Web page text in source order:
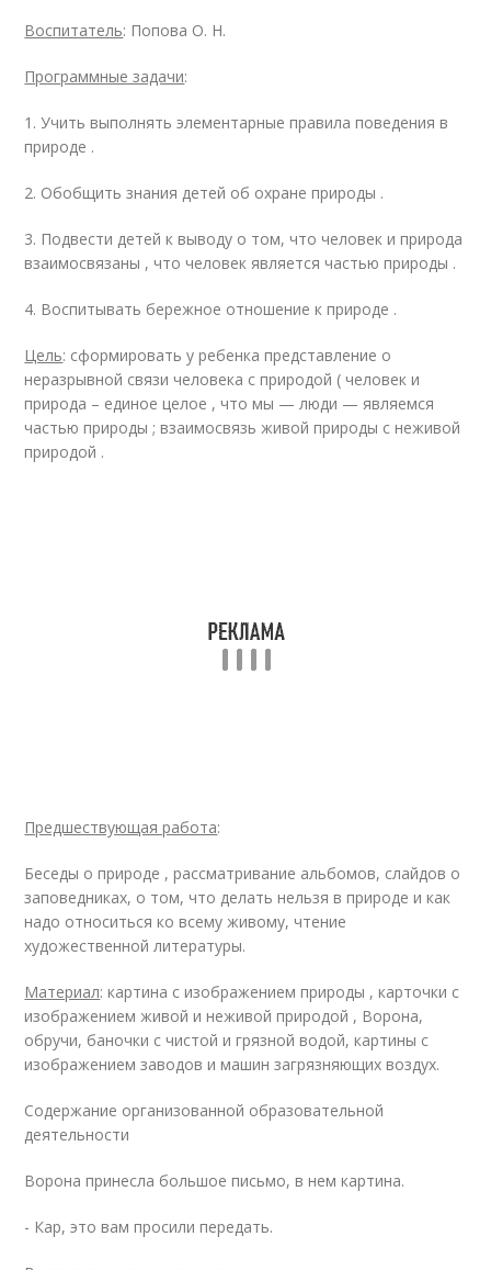
Воспитатель: Попова О. Н.
Программные задачи:
1. Учить выполнять элементарные правила поведения в
природе .
2. Обобщить знания детей об охране природы .
3. Подвести детей к выводу о том, что человек и природа
взаимосвязаны , что человек является частью природы .
4. Воспитывать бережное отношение к природе .
Цель: сформировать у ребенка представление о
неразрывной связи человека с природой ( человек и
природа – единое целое , что мы — люди — являемся
частью природы ; взаимосвязь живой природы с неживой
природой .
Предшествующая работа:
Беседы о природе , рассматривание альбомов, слайдов о
заповедниках, о том, что делать нельзя в природе и как
надо относиться ко всему живому, чтение
художественной литературы.
Материал: картина с изображением природы , карточки с
изображением живой и неживой природой , Ворона,
обручи, баночки с чистой и грязной водой, картины с
изображением заводов и машин загрязняющих воздух.
Содержание организованной образовательной
деятельности
Ворона принесла большое письмо, в нем картина.
- Кар, это вам просили передать.